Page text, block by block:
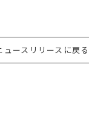
ュースリリースに戻る